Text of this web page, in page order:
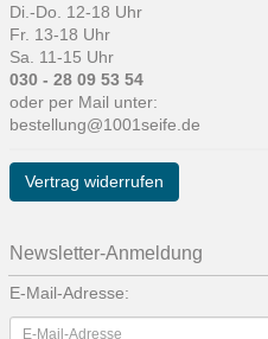
Di.-Do. 12-18 Uhr
Fr. 13-18 Uhr
Sa. 11-15 Uhr
030 - 28 09 53 54
oder per Mail unter:
bestellung@1001seife.de
Vertrag widerrufen
Newsletter-Anmeldung
E-Mail-Adresse: